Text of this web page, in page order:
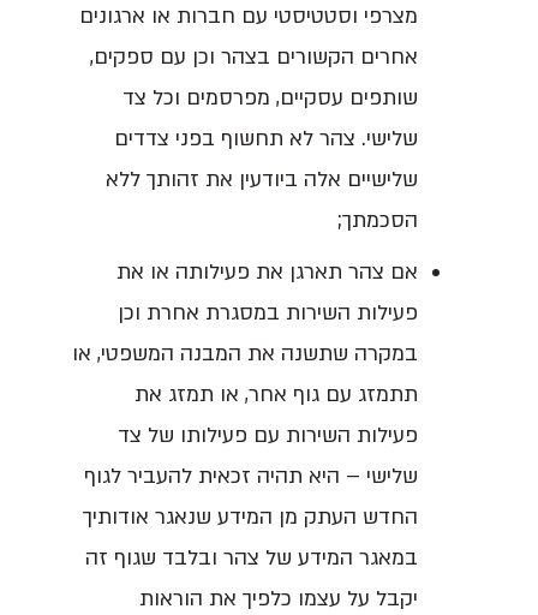
מצרפי וסטטיסטי עם חברות או ארגונים
אחרים הקשורים בצהר וכן עם ספקים,
שותפים עסקיים, מפרסמים וכל צד
שלישי. צהר לא תחשוף בפני צדדים
שלישיים אלה ביודעין את זהותך ללא
הסכמתך;
אם צהר תארגן את פעילותה או את
פעילות השירות במסגרת אחרת וכן
במקרה שתשנה את המבנה המשפטי, או
תתמזג עם גוף אחר, או תמזג את
פעילות השירות עם פעילותו של צד
שלישי – היא תהיה זכאית להעביר לגוף
החדש העתק מן המידע שנאגר אודותיך
במאגר המידע של צהר ובלבד שגוף זה
יקבל על עצמו כלפיך את הוראות